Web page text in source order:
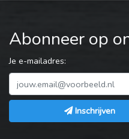
Abonneer op
Je e-mailadres:
Inschrijven